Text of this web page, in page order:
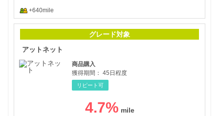
+640mile
グレード対象
アットネット
商品購入
獲得期間： 45日程度
リピート可
4.7%